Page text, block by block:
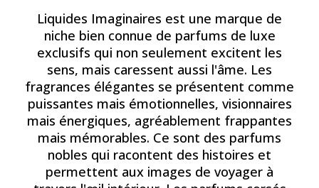
Liquides Imaginaires est une marque de
niche bien connue de parfums de luxe
exclusifs qui non seulement excitent les
sens, mais caressent aussi l'âme. Les
fragrances élégantes se présentent comme
puissantes mais émotionnelles, visionnaires
mais énergiques, agréablement frappantes
mais mémorables. Ce sont des parfums
nobles qui racontent des histoires et
permettent aux images de voyager à